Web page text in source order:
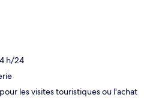
h/24
les visites touristiques ou l'achat